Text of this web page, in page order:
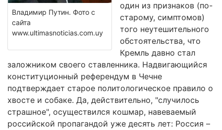
Владимир Путин. Фото с
сайта
www.ultimasnoticias.com.uy
один из признаков (по-
старому, симптомов)
того неутешительного
обстоятельства, что
Кремль давно стал
заложником своего ставленника. Надвигающийся
конституционный референдум в Чечне
подтверждает старое политологическое правило о
хвосте и собаке. Да, действительно, "случилось
страшное", осуществился кошмар, навеваемый
российской пропагандой уже десять лет: Россия –